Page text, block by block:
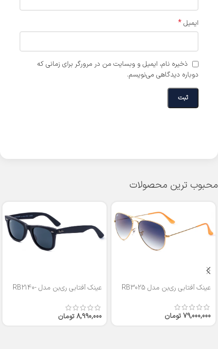
ایمیل*
ذخیره نام، ایمیل و وبسایت من در مرورگر برای زمانی که
دوباره دیدگاهی می‌نویسم.
محبوب ترین محصولات
عینک آفتابی ری‌بن مدل RB3025
79,000,000تومان
عینک آفتابی ری‌بن مدل RB2140-
8,990,000تومان